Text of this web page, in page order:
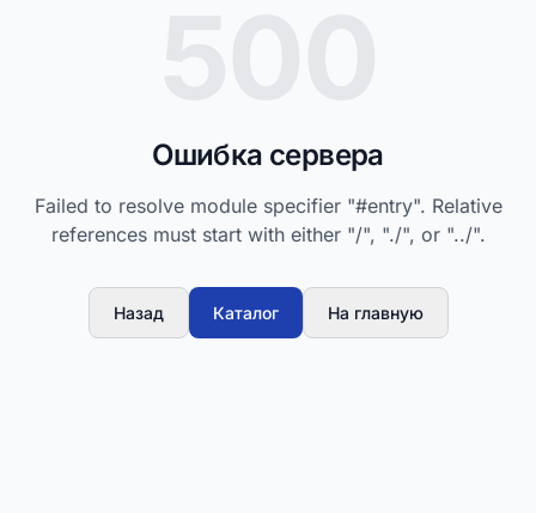
Ошибка сервера
Failed to resolve module specifier "#entry". Relative
references must start with either "/", "./", or "../".
Назад Каталог На главную